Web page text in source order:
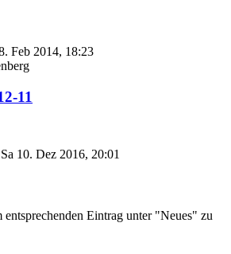
Feb 2014, 18:23
11
Sa 10. Dez 2016, 20:01
Eintrag unter "Neues" zu